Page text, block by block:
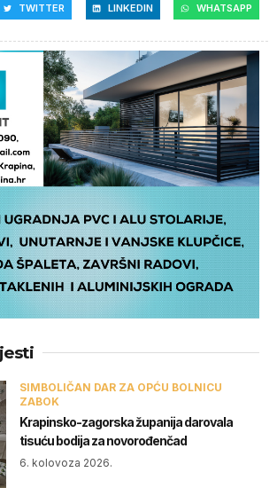
TWITTER LINKEDIN WHATSAPP
SIMBOLIČAN DAR ZA OPĆU BOLNICU
ZABOK
Krapinsko-zagorska županija darovala
tisuću bodija za novorođenčad
6. kolovoza 2026.